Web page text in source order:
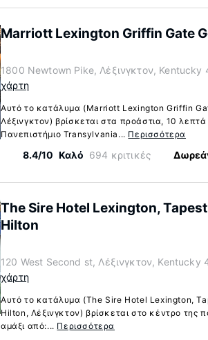
Marriott Lexington Griffin Gate
1800 Newtown Pike, Λέξινγκτον, Kentucky
χάρτη
Αυτό το κατάλυμα (Marriott Lexington Griffin
Λέξινγκτον) βρίσκεται στα προάστια, 10
Πανεπιστήμιο Transylvania... Περισσότερα
8.4/10 Καλό 694 κριτικές
The Sire Hotel Lexington,
Hilton
120 West Second st, Λέξινγκτον, Kentucky
χάρτη
Αυτό το κατάλυμα (The Sire Hotel Lexington,
Hilton, Λέξινγκτον) βρίσκεται στο κέντρο της
αμάξι από:... Περισσότερα